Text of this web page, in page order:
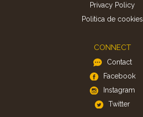
Privacy Policy
Politica de cookies
CONNECT
Contact
Facebook
Instagram
Twitter